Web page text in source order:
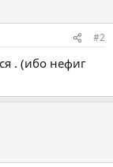
#2
. (ибо нефиг